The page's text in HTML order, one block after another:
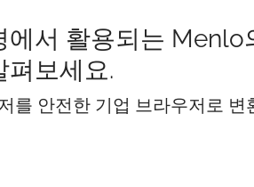
에서 활용되는 Menlo
펴보세요.
를 안전한 기업 브라우저로 변